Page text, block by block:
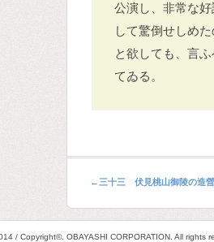
公演し、非常な
して驚倒せしめ
と欲しても、言
てゐる。
← 三十三 伏見桃山御陵の造營
/ Copyright©. OBAYASHI CORPORATION. All rights